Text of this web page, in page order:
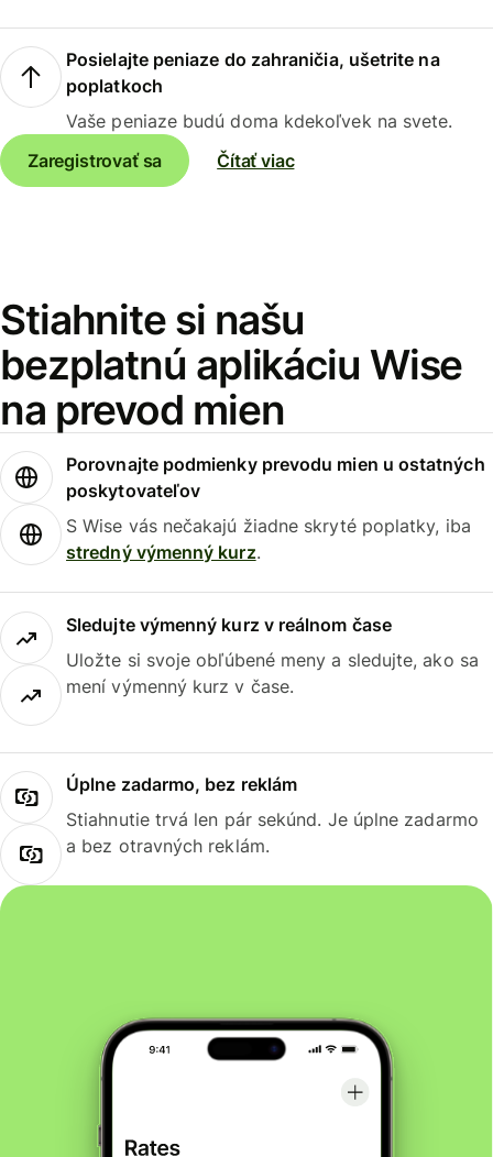
Posielajte peniaze do zahraničia, ušetrite na
poplatkoch
Vaše peniaze budú doma kdekoľvek na svete.
Zaregistrovať sa
Čítať viac
Stiahnite si našu
bezplatnú aplikáciu Wise
na prevod mien
Porovnajte podmienky prevodu mien u ostatných
poskytovateľov
S Wise vás nečakajú žiadne skryté poplatky, iba
stredný výmenný kurz.
Sledujte výmenný kurz v reálnom čase
Uložte si svoje obľúbené meny a sledujte, ako sa
mení výmenný kurz v čase.
Úplne zadarmo, bez reklám
Stiahnutie trvá len pár sekúnd. Je úplne zadarmo
a bez otravných reklám.